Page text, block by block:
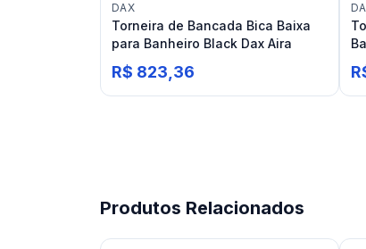
DAX
Torneira de Bancada Bica Baixa
para Banheiro Black Dax Aira
R$ 823,36
Produtos Relacionados